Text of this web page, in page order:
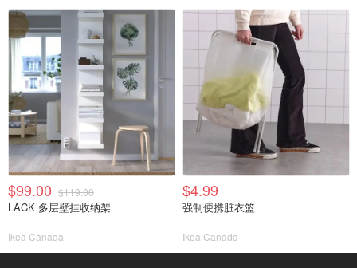
$99.00 $119.00
LACK 多层壁挂收纳架
Ikea Canada
$4.99
强制便携脏衣篮
Ikea Canada